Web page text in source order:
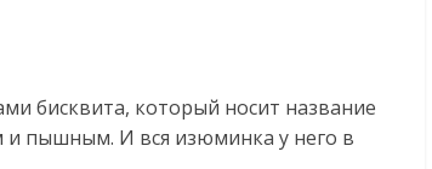
бисквита, который носит название
и пышным. И вся изюминка у него в